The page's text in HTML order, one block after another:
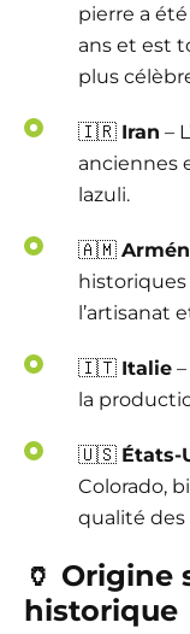
pierre a
ans et est
plus
🇮🇷 Iran –
anciennes
lazuli.
🇦🇲
historiques
l’artisanat
🇮🇹 Italie
la
🇺🇸 États-
Colorado,
qualité des
🏺 Origine
historique